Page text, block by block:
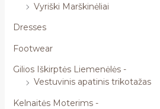
Vyriški Marškinėliai
Dresses
Footwear
Gilios Iškirptės Liemenėlės -
Vestuvinis apatinis trikotažas
Kelnaitės Moterims -